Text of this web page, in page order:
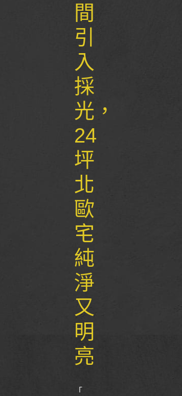
間
引
入
採
光，
24
坪
北
歐
宅
純
淨
又
明
亮
「